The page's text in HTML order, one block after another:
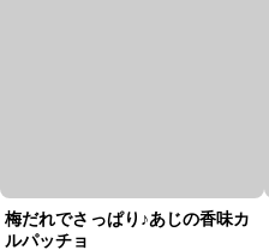
梅だれでさっぱり♪あじの香味カ
ルパッチョ